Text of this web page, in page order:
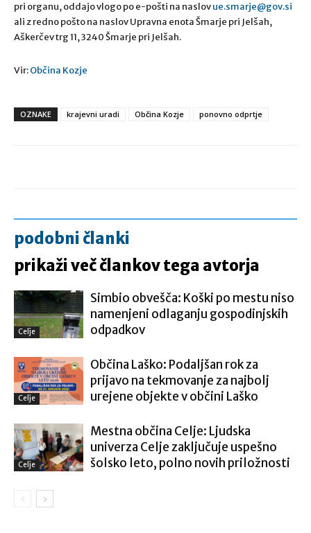
pri organu, oddajo vlogo po e-pošti na naslovue.smarje@gov.si
ali z redno pošto na naslov Upravna enota Šmarje pri Jelšah,
Aškerčev trg 11, 3240 Šmarje pri Jelšah.
Vir:Občina Kozje
OZNAKE krajevni uradi Občina Kozje ponovno odprtje
podobni članki
prikaži več člankov tega avtorja
Celje
Simbio obvešča: Koški po mestu niso
namenjeni odlaganju gospodinjskih
odpadkov
Celje
Občina Laško: Podaljšan rok za
prijavo na tekmovanje za najbolj
urejene objekte v občini Laško
Celje
Mestna občina Celje: Ljudska
univerza Celje zaključuje uspešno
šolsko leto, polno novih priložnosti